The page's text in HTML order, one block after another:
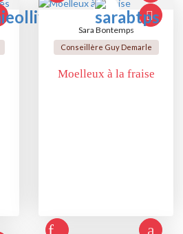
Sara Bontemps
Conseillère Guy Demarle
Moelleux à la fraise